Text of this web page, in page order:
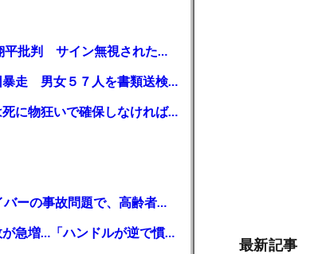
【MLB】「大谷は謙虚ではない」少女が全米生中継で突然の大谷翔平批判 サイン無視された過去明かす
【千葉】「みんなで走れて楽しかった」 バイクでバースデー集団暴走 男女５７人を書類送検 SNSで参加者募る
ガソリン減税、１兆円の財源必要 石破首相・立憲野田氏「財源は死に物狂いで確保しなければならない」「本当に死に物狂いで」
【芸能】高橋真麻「80代で免許を全員取り消しに！」 高齢ドライバーの事故問題で、高齢者の運転免許取り消し法を提案
【🗻】「富士山きれいに撮りたい」外国人観光客のレンタカー事故が急増…「ハンドルが逆で慣れず」、道の狭さも
最新記事